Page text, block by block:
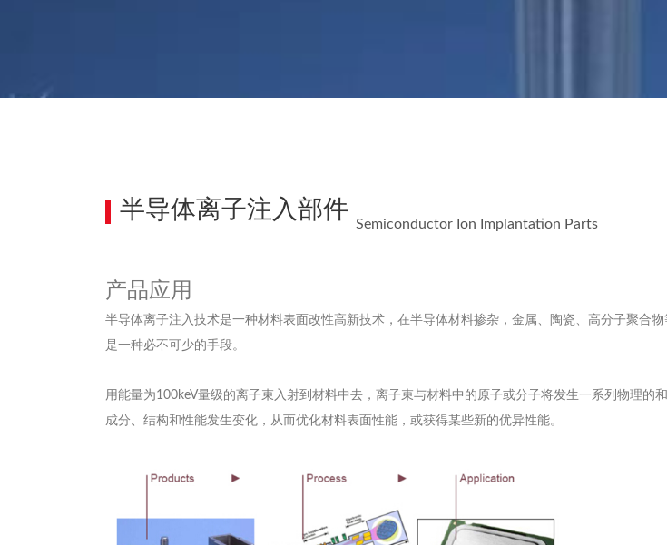
半导体离子注入部件
Semiconductor Ion Implantation Parts
产品应用
半导体离子注入技术是一种材料表面改性高新技术，在半导体材料掺杂，金属、陶瓷、高分子聚合
是一种必不可少的手段。
用能量为100keV量级的离子束入射到材料中去，离子束与材料中的原子或分子将发生一系列物理
成分、结构和性能发生变化，从而优化材料表面性能，或获得某些新的优异性能。